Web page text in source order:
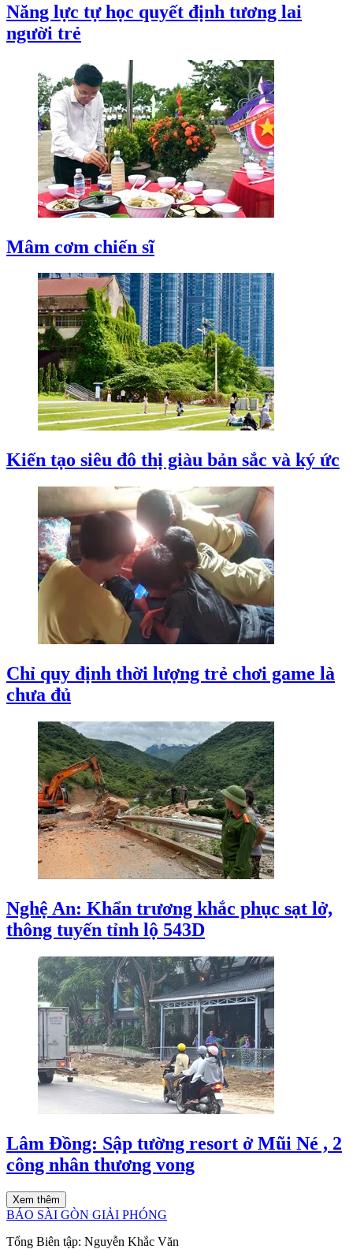
Năng lực tự học quyết định tương lai
người trẻ
Mâm cơm chiến sĩ
Kiến tạo siêu đô thị giàu bản sắc và ký ức
Chỉ quy định thời lượng trẻ chơi game là
chưa đủ
Nghệ An: Khẩn trương khắc phục sạt lở,
thông tuyến tỉnh lộ 543D
Lâm Đồng: Sập tường resort ở Mũi Né , 2
công nhân thương vong
Xem thêm
BÁO SÀI GÒN GIẢI PHÓNG
Tổng Biên tập: Nguyễn Khắc Văn